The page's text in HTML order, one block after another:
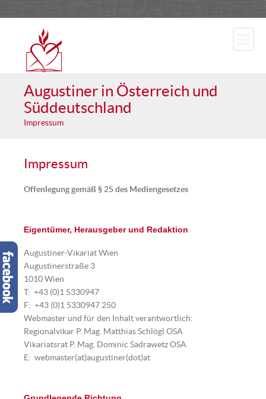
Augustiner in Österreich und
Süddeutschland
Impressum
Impressum
Offenlegung gemäß § 25 des Mediengesetzes
Eigentümer, Herausgeber und Redaktion
Augustiner-Vikariat Wien
Augustinerstraße 3
1010 Wien
T: +43 (0)1 5330947
F: +43 (0)1 5330947 250
Webmaster und für den Inhalt verantwortlich:
Regionalvikar P. Mag. Matthias Schlögl OSA
Vikariatsrat P. Mag. Dominic Sadrawetz OSA
E: webmaster(at)augustiner(dot)at